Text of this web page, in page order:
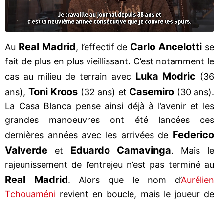
Au Real Madrid, l’effectif de Carlo Ancelotti se
fait de plus en plus vieillissant. C’est notamment le
cas au milieu de terrain avec Luka Modric (36
ans), Toni Kroos (32 ans) et Casemiro (30 ans).
La Casa Blanca pense ainsi déjà à l’avenir et les
grandes manoeuvres ont été lancées ces
dernières années avec les arrivées de Federico
Valverde et Eduardo Camavinga. Mais le
rajeunissement de l’entrejeu n’est pas terminé au
Real Madrid. Alors que le nom d’Aurélien
Tchouaméni revient en boucle, mais le joueur de